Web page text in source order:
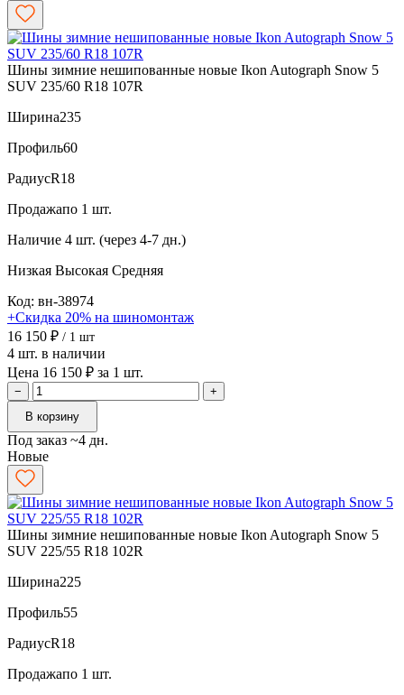
Шины зимние нешипованные новые Ikon Autograph Snow 5
SUV 235/60 R18 107R
Ширина235
Профиль60
РадиусR18
Продажапо 1 шт.
Наличие 4 шт. (через 4-7 дн.)
Низкая Высокая Средняя
Код: вн-38974
+Скидка 20% на шиномонтаж
16 150 ₽ / 1 шт
4 шт. в наличии
Цена 16 150 ₽ за 1 шт.
−
+
В корзину
Под заказ ~4 дн.
Новые
Шины зимние нешипованные новые Ikon Autograph Snow 5
SUV 225/55 R18 102R
Ширина225
Профиль55
РадиусR18
Продажапо 1 шт.